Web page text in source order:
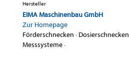
Hersteller
EIMA Maschinenbau GmbH
Zur Homepage
Förderschnecken · Dosierschnecken
Messsysteme·